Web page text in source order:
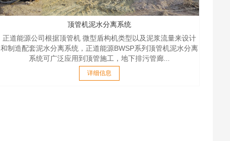
顶管机泥水分离系统
正道能源公司根据顶管机 微型盾构机类型以及泥浆流量来设计
和制造配套泥水分离系统，正道能源BWSP系列顶管机泥水分离
系统可广泛应用到顶管施工，地下排污管廊...
详细信息